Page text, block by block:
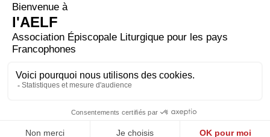
ORAISON
Tu nous réjouis, chaque année, Seigneur, par la fête des
Apôtres Philippe et Jacques ; accorde-nous, à leur
de ton Fils afin de parvenir à la contemplation de ta
gloire.